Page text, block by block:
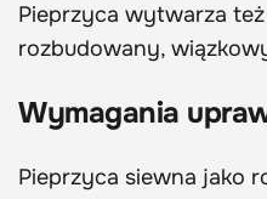
Pieprzyca wytwarza też
rozbudowany,
Wymagania
Pieprzyca siewna jako